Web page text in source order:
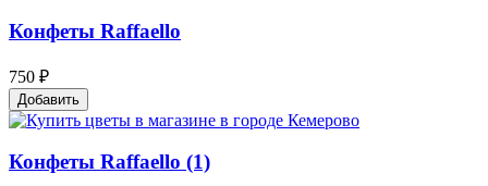
Конфеты Raffaello
750 ₽
Добавить
Конфеты Raffaello (1)